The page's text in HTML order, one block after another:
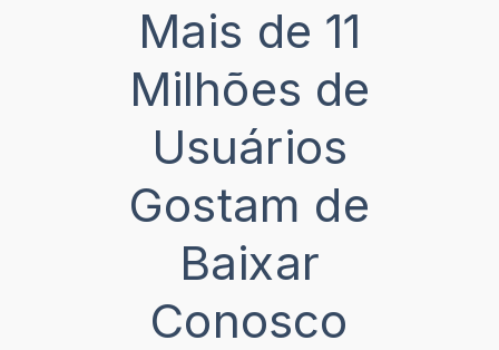
Mais de 11
Milhões de
Usuários
Gostam de
Baixar
Conosco